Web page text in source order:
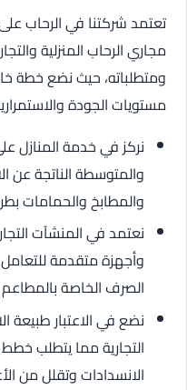
تعتمد شركتنا في الرحاب
مجاري الرحاب المنزلية
ومتطلباته، حيث نضع خطة
مستويات الجودة
نركز في خدمة المنازل
والمتوسطة الناتجة عن
والمطابخ والحمامات
نعتمد في المنشآت
وأجهزة متقدمة
الصرف الخاصة
نضع في الاعتبار طبيعة
التجارية مما يتطلب
الانسدادات وتقلل من